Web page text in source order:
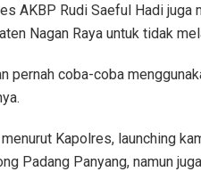
AKBP Rudi Saeful Hadi
Nagan Raya untuk tidak
pernah coba-coba
Kapolres, launching
Padang Panyang, namun